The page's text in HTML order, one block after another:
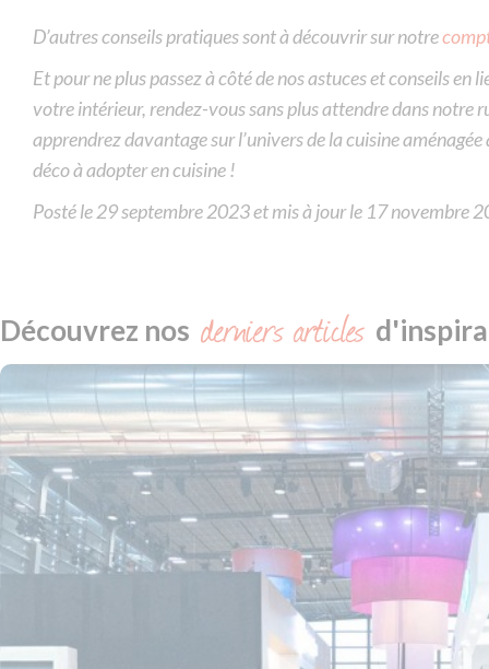
D’autres conseils pratiques sont à découvrir sur notre
Et pour ne plus passez à côté de nos astuces et conseils en
votre intérieur, rendez-vous sans plus attendre dans notre
apprendrez davantage sur l’univers de la cuisine
déco à adopter en cuisine !
Posté le Posté
29 septembre 2023et mis à jour le 17 novembre
Découvrez nos derniers articles